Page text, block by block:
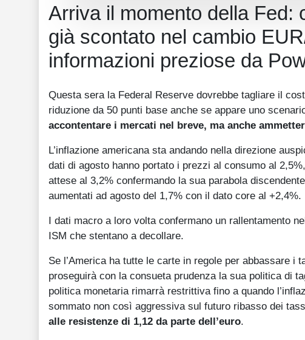
Arriva il momento della Fed:
già scontato nel cambio
informazioni preziose da
Questa sera la Federal Reserve dovrebbe tagliare il
riduzione da 50 punti base anche se appare uno
accontentare i mercati nel breve, ma anche
L’inflazione americana sta andando nella direzione
dati di agosto hanno portato i prezzi al consumo al
attese al 3,2% confermando la sua parabola
aumentati ad agosto del 1,7% con il dato core al +2,4%.
I dati macro a loro volta confermano un rallentamento
ISM che stentano a decollare.
Se l’America ha tutte le carte in regole per abbassare i
proseguirà con la consueta prudenza la sua politica di
politica monetaria rimarrà restrittiva fino a quando
sommato non così aggressiva sul futuro ribasso dei
alle resistenze di 1,12 da parte dell’euro.